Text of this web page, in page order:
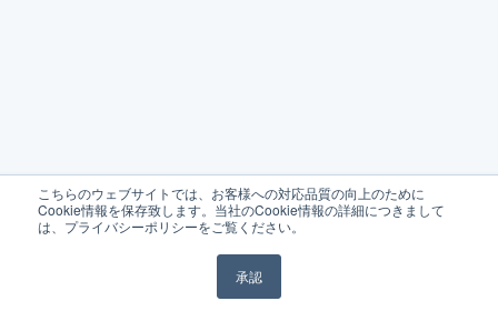
こちらのウェブサイトでは、お客様への対応品質の向上のために
Cookie情報を保存致します。当社のCookie情報の詳細につきまして
は、プライバシーポリシーをご覧ください。
承認